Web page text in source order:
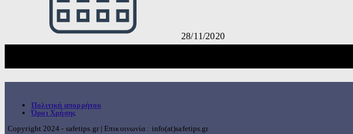
28/11/2020
Πολιτική απορρήτου
Όροι Χρήσης
Copyright 2024 - safetips.gr | Επικοινωνία : info(at)safetips.gr